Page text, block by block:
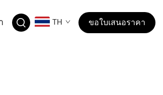
TH ขอใบเสนอราคา